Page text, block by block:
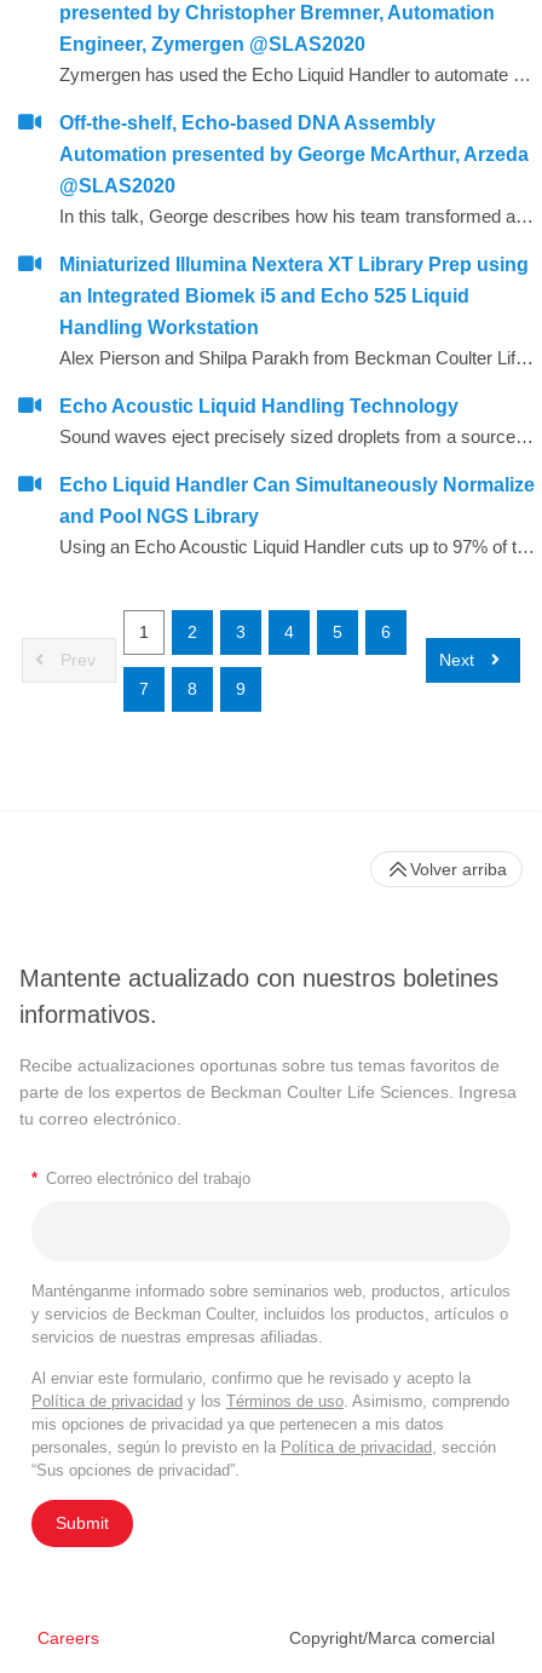
presented by Christopher Bremner, Automation
Engineer, Zymergen @SLAS2020
Zymergen has used the Echo Liquid Handler to automate strain engineering for many years now. In this talk, Chris reflects on some lessons learned during early Echo usage, provides some tips to maximize throughput of your Echo device, and showcases how Zymergen currently use Echo devices in their workflows.
Off-the-shelf, Echo-based DNA Assembly
Automation presented by George McArthur, Arzeda
@SLAS2020
In this talk, George describes how his team transformed a series of arduous, complex, time-consuming and error-prone laboratory tasks into an effortless, straightforward, fast and mistake-free workflow using a combination of accessible software and hardware automation.&nbsp;
Miniaturized Illumina Nextera XT Library Prep using
an Integrated Biomek i5 and Echo 525 Liquid
Handling Workstation
Alex Pierson and Shilpa Parakh from Beckman Coulter Life Sciences present their work on Miniaturized Illumina Nextera XT Library Prep using an Integrated Biomek i5 Multichannel and Echo525 Liquid Handling Workstation at ASHG 2019 in Houston, TX.
Echo Acoustic Liquid Handling Technology
Sound waves eject precisely sized droplets from a source onto a microplate, slide, or other surface suspended above the source
Echo Liquid Handler Can Simultaneously Normalize
and Pool NGS Library
Using an Echo Acoustic Liquid Handler cuts up to 97% of the time.
Prev
1 2 3 4 5 6
7 8 9
Next
Mantente actualizado con nuestros boletines
informativos.
Recibe actualizaciones oportunas sobre tus temas favoritos de
parte de los expertos de Beckman Coulter Life Sciences. Ingresa
tu correo electrónico.
* Correo electrónico del trabajo
Manténganme informado sobre seminarios web, productos, artículos
y servicios de Beckman Coulter, incluidos los productos, artículos o
servicios de nuestras empresas afiliadas.
Al enviar este formulario, confirmo que he revisado y acepto la
Política de privacidad y los Términos de uso . Asimismo, comprendo
mis opciones de privacidad ya que pertenecen a mis datos
personales, según lo previsto en la Política de privacidad , sección
“Sus opciones de privacidad”.
Submit
Careers Copyright/Marca comercial
Volver arriba